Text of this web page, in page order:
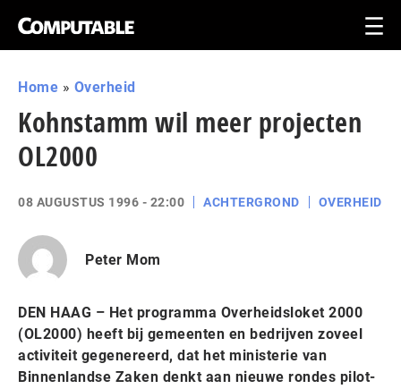
Home » Overheid
Kohnstamm wil meer projecten
OL2000
08 AUGUSTUS 1996 - 22:00 ACHTERGROND OVERHEID
Peter Mom
DEN HAAG – Het programma Overheidsloket 2000
(OL2000) heeft bij gemeenten en bedrijven zoveel
activiteit gegenereerd, dat het ministerie van
Binnenlandse Zaken denkt aan nieuwe rondes pilot-